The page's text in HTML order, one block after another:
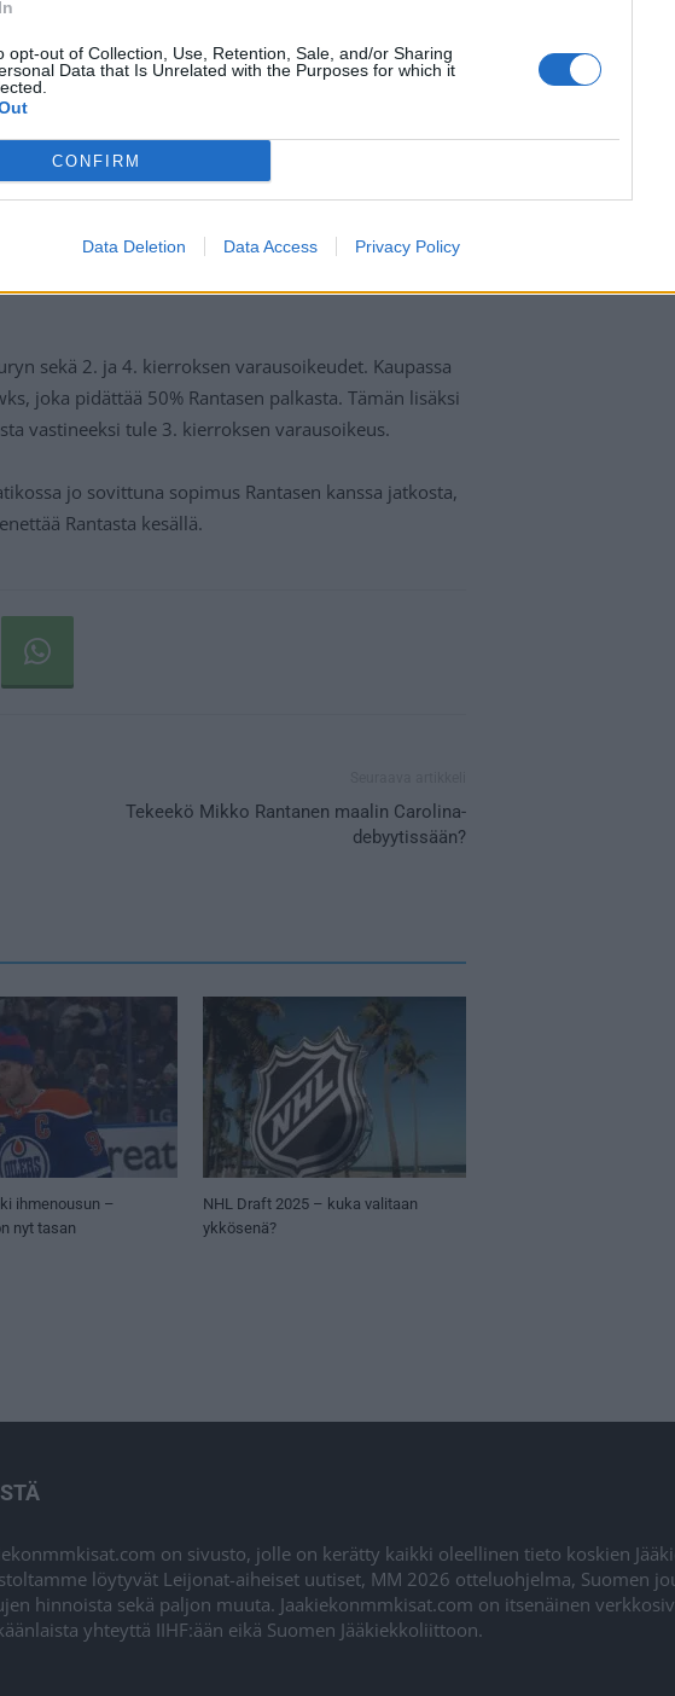
opt-out of Collection, Use, Retention, Sale, and/or Sharing
Data that Is Unrelated with the Purposes for which it
CONFIRM
Data Deletion Data Access Privacy Policy
sekä 2. ja 4. kierroksen varausoikeudet. Kaupassa
joka pidättää 50% Rantasen palkasta. Tämän lisäksi
vastineeksi tule 3. kierroksen varausoikeus.
jo sovittuna sopimus Rantasen kanssa jatkosta,
Rantasta kesällä.
Tekeekö Mikko Rantanen maalin Carolina-
debyytissään?
ihmenousun –
nyt tasan
NHL Draft 2025 – kuka valitaan
ykkösenä?
on sivusto, jolle on kerätty kaikki oleellinen tieto koskien
löytyvät Leijonat-aiheiset uutiset, MM 2026 otteluohjelma, Suomen
hinnoista sekä paljon muuta. Jaakiekonmmkisat.com on itsenäinen
yhteyttä IIHF:ään eikä Suomen Jääkiekkoliittoon.